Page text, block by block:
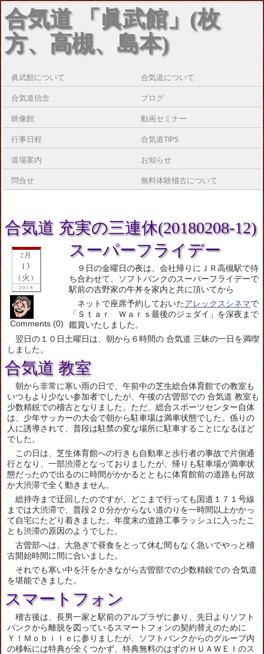
合気道 「眞武館」(枚
方、高槻、島本)
眞武館について 合気道について
合気道信念 ブログ
映像館 動画セミナー
行事日程 合気道TIPS
道場案内 お知らせ
問合せ 無料体験稽古について
合気道 充実の三連休(20180208-12)
2月
13
(火)
2018
Comments (0)
スーパーフライデー
９日の金曜日の夜は、会社帰りにＪＲ高槻駅で待
ち合わせて、ソフトバンクのスーパーフライデーで
駅前の吉野家の牛丼を家内と共に頂いてから
ネットで座席予約しておいたアレックスシネマで
「Ｓｔａｒ Ｗａｒｓ最後のジェダイ」を深夜まで
鑑賞いたしました。
翌日の１０日土曜日は、朝から６時間の 合気道 三昧の一日を満喫
しました。
合気道 教室
朝から非常に寒い雨の日で、午前中の芝生総合体育館での教室も
いつもより少ない参加者でしたが、午後の古曽部での 合気道 教室も
少数精鋭での稽古となりました。ただ、総合スポーツセンター自体
は、少年サッカーの大会で朝から駐車場は満車状態でした。係りの
人に誘導されて、普段は駐禁の変な場所に駐車することになるほど
でした。
この日は、芝生体育館への行きも自動車と歩行者の事故で片側通
行となり、一部渋滞となっておりましたが、帰りも駐車場が満車状
態だったので出るのに時間がかかるとともに体育館前の道路も何故
か大渋滞で全く動きません。
総持寺まで迂回したのですが、どこまで行っても国道１７１号線
までは大渋滞で、普段２０分かからない道のりを一時間以上かかっ
て自宅にたどり着きました。年度末の道路工事ラッシュに入ったこ
とも渋滞の原因のようでした。
古曽部へは、大急ぎで昼食をとって休む間もなく急いでやっと稽
古開始時間に間に合いました。
それでも寒い中を汗をかきながら古曽部での少数精鋭での 合気道
を堪能できました。
スマートフォン
稽古後は、長男一家と駅前のアルプラザに参り、先日よりソフト
バンクから離脱を図っているスマートフォンの契約替えのために
Ｙ！Ｍｏｂｉｌｅに参りましたが、ソフトバンクからのグループ内
の移転には特典が全くつかず、特典無料のはずのＨＵＡＷＥＩのス